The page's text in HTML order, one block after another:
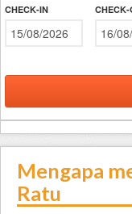
CHECK-IN CHECK-
Mengapa
Ratu